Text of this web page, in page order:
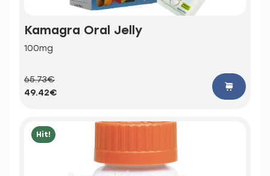
Kamagra Oral Jelly
100mg
65.73€
49.42€
Hit!